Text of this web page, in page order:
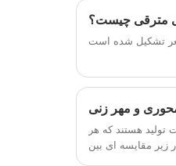
با
در
مترقی چیست؟
و مهر زنی
تولید هستند که هر
زیر مقایسه ای بین